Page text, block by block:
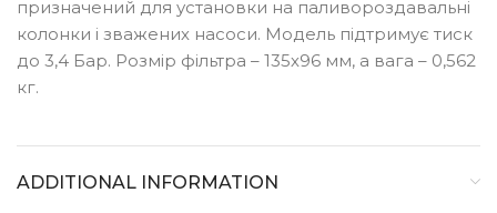
призначений для установки на паливороздавальні
колонки і зважених насоси. Модель підтримує тиск
до 3,4 Бар. Розмір фільтра – 135х96 мм, а вага – 0,562
кг.
ADDITIONAL INFORMATION